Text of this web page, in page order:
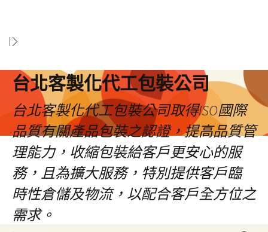
台北客製化代工包裝公司
台北客製化代工包裝公司取得ISO國際
品質有關產品包裝之認證，提高品質管
理能力，收縮包裝給客戶更安心的服
務，且為擴大服務，特別提供客戶臨
時性倉儲及物流，以配合客戶全方位之
需求。